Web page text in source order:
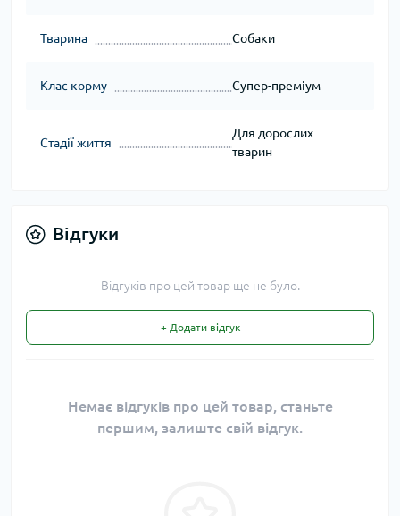
Тварина Собаки
Клас корму Супер-преміум
Стадії життя
Для дорослих
тварин
Відгуки
Відгуків про цей товар ще не було.
+ Додати відгук
Немає відгуків про цей товар, станьте
першим, залиште свій відгук.